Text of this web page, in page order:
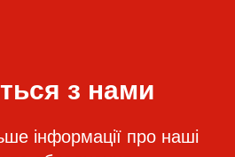
з нами
інформації про наші